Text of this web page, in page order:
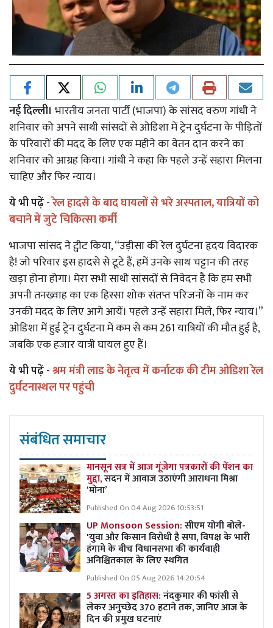
नई दिल्ली। भारतीय जनता पार्टी (भाजपा) के सांसद वरुण गांधी ने
शनिवार को अपने साथी सांसदों से ओडिशा में ट्रेन दुर्घटना के पीड़ितों
के परिवारों की मदद के लिए एक महीने का वेतन दान करने का
शनिवार को आग्रह किया। गांधी ने कहा कि पहले उन्हें सहारा मिलना
चाहिए और फिर न्याय।
ये भी पढ़ें -रेल हादसे के बाद घायलों से भरे अस्पताल, यात्रियों को
बचाने में जुटे चिकित्सा कर्मी
भाजपा सांसद ने ट्वीट किया, “उड़ीसा की रेल दुर्घटना हृदय विदारक
है! जो परिवार इस हादसे से टूटे हैं, हमें उनके साथ चट्टान की तरह
खड़ा होना होगा। मेरा सभी साथी सांसदों से निवेदन है कि हम सभी
अपनी तनख्वाह का एक हिस्सा शोक संतप्त परिजनों के नाम कर
उनकी मदद के लिए आगे आयें। पहले उन्हें सहारा मिले, फिर न्याय।”
ओडिशा में हुई ट्रेन दुर्घटना में कम से कम 261 यात्रियों की मौत हुई है,
जबकि एक हजार यात्री घायल हुए हैं।
ये भी पढ़ें -श्रम मंत्री लाड के नेतृत्व में कर्नाटक की टीम ओडिशा रेल
दुर्घटनास्थल पर पहुंची
संबंधित समाचार
मानसून सत्र में आज गूंजेगा पत्रकारों की पेंशन का
मुद्दा,सदन में आवाज उठाएंगी आराधना मिश्रा
‘मोना’
Published On 04 Aug 2026 10:53:51
UP Monsoon Session:सीएम योगी बोले-
'युवा और किसान विरोधी है सपा, विपक्ष के भारी
हंगामे के बीच विधानसभा की कार्यवाही
अनिश्चितकाल के लिए स्थगित
Published On 05 Aug 2026 14:20:54
5 अगस्त का इतिहास:नंदकुमार की फांसी से
लेकर अनुच्छेद 370 हटाने तक, जानिए आज के
दिन की प्रमुख घटनाएं